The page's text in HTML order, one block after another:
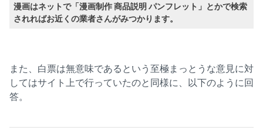
漫画はネットで「漫画制作 商品説明 パンフレット」とかで検索
されればお近くの業者さんがみつかります。
また、白票は無意味であるという至極まっとうな意見に対
してはサイト上で行っていたのと同様に、以下のように回
答。